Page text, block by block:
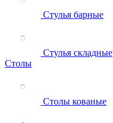
Стулья барные
Стулья складные
Столы
Столы кованые